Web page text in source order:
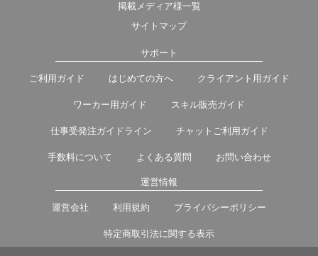
掲載メディア様一覧
サイトマップ
サポート
ご利用ガイド はじめての方へ クライアント用ガイド
ワーカー用ガイド スキル販売ガイド
仕事受発注ガイドライン チャットご利用ガイド
手数料について よくある質問 お問い合わせ
運営情報
運営会社 利用規約 プライバシーポリシー
特定商取引法に関する表示